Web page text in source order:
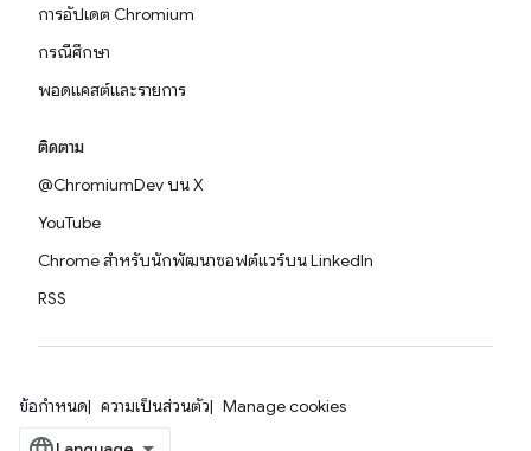
การอัปเดต Chromium
กรณีศึกษา
พอดแคสต์และรายการ
ติดตาม
@ChromiumDev บน X
YouTube
Chrome สำหรับนักพัฒนาซอฟต์แวร์บน LinkedIn
RSS
ข้อกำหนด ความเป็นส่วนตัว Manage cookies